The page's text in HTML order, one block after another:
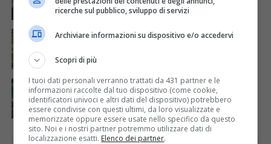
ATTUALITÀ 5 giorni fa
Siccità, Gattinara chiede il riconoscimento dello
stato di calamità naturale
ATTUALITÀ 5 giorni fa
Concluso il Master Gessi Summer Excellence 2026
ricerche sul pubblico, sviluppo di servizi
Archiviare informazioni su dispositivo e/o accedervi
Scopri di più
I tuoi dati personali verranno trattati da 431 partner e le
informazioni raccolte dal tuo dispositivo (come cookie,
identificatori univoci e altri dati del dispositivo) potrebbero
essere condivise con questi ultimi, da loro visualizzate e
memorizzate oppure essere usate nello specifico da questo
sito. Noi e i nostri partner potremmo utilizzare dati di
localizzazione esatti. Elenco dei partner.